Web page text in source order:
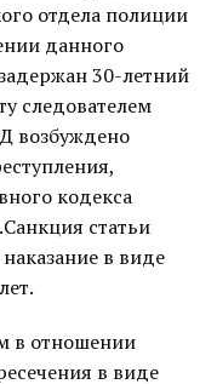
отдела полиции
данного
30-летний
следователем
возбуждено
кодекса
статьи
в виде
в отношении
в виде